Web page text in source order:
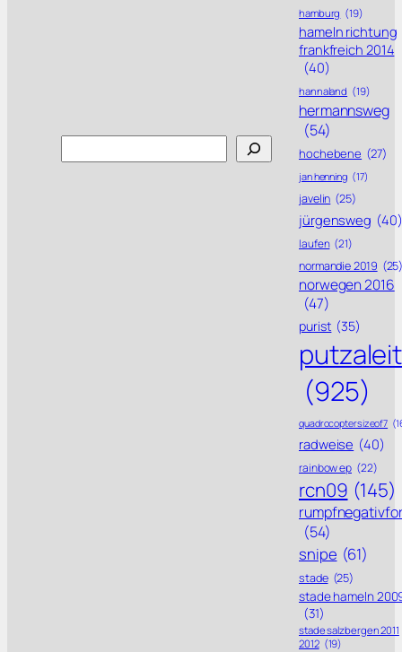
hamburg (19)
hameln richtung
frankfreich 2014
(40)
hannaland (19)
hermannsweg
(54)
hochebene (27)
jan henning (17)
javelin (25)
jürgensweg (40)
laufen (21)
normandie 2019
norwegen 2016
(47)
purist (35)
putzaleit
(925)
quadrocoptersizeof7
radweise (40)
rainbow ep (22)
rcn09 (145)
(54)
snipe (61)
stade (25)
stade hameln
(31)
stade salzbergen 2011
2012 (19)